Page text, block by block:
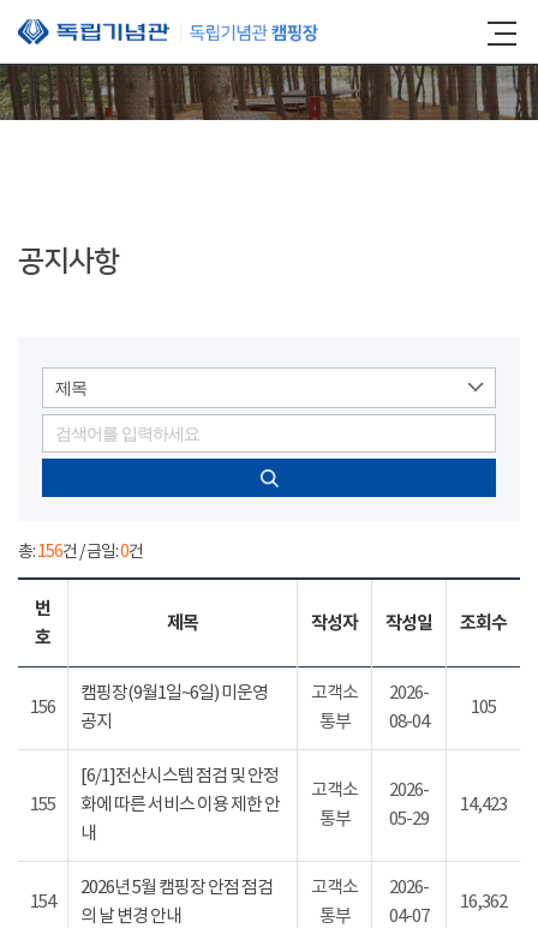
본문 바로가기
공지사항
제목
총:156건 / 금일:0건
번
호
제목 작성자 작성일 조회수
156
캠핑장(9월1일~6일) 미운영
공지
고객소
통부
2026-
08-04
105
155
[6/1]전산시스템 점검 및 안정
화에 따른 서비스 이용 제한 안
내
고객소
통부
2026-
05-29
14,423
154
2026년 5월 캠핑장 안점 점검
의 날 변경 안내
고객소
통부
2026-
04-07
16,362